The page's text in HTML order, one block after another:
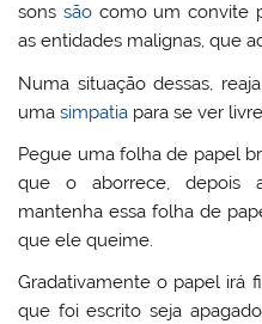
sons sãocomo um convite
as entidades malignas, que
Numa situação dessas,
umasimpatia para se ver
Pegue uma folha de papel
que o aborrece, depois
mantenha essa folha de
que ele queime.
Gradativamente o papel irá
que foi escrito seja